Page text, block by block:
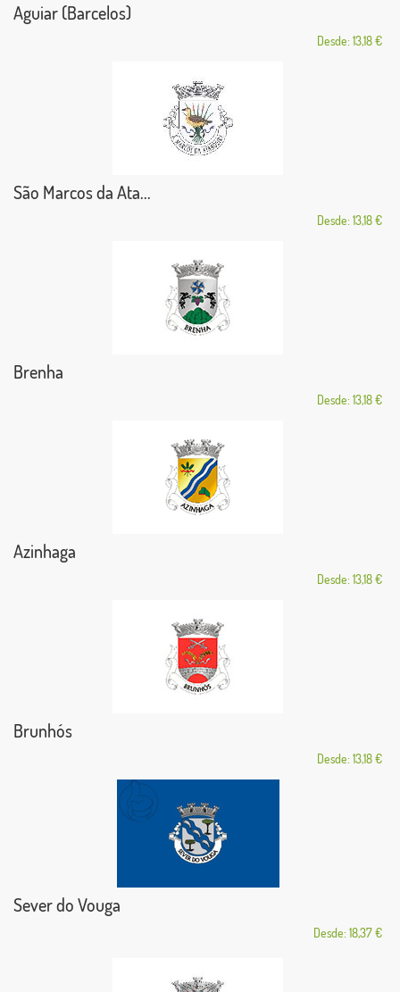
Aguiar (Barcelos)
Desde: 13,18 €
São Marcos da Ata...
Desde: 13,18 €
Brenha
Desde: 13,18 €
Azinhaga
Desde: 13,18 €
Brunhós
Desde: 13,18 €
Sever do Vouga
Desde: 18,37 €